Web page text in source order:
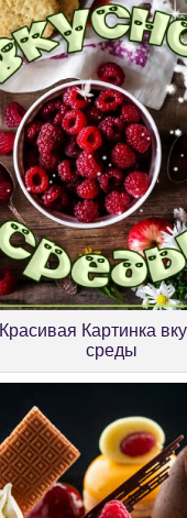
Красивая Картинка
среды